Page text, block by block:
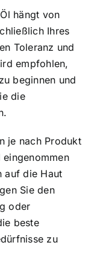
hängt von
Ihres
Toleranz und
empfohlen,
beginnen und
die
je nach Produkt
auf die Haut
Sie den
oder
beste
zu